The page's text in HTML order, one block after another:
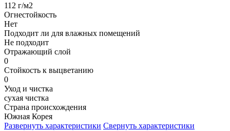
112 г/м2
Огнестойкость
Нет
Подходит ли для влажных помещений
Не подходит
Отражающий слой
0
Стойкость к выцветанию
0
Уход и чистка
сухая чистка
Страна происхождения
Южная Корея
Развернуть характеристики Свернуть характеристики